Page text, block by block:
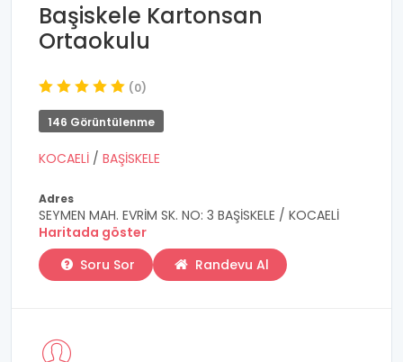
Başiskele Kartonsan
Ortaokulu
(0)
146 Görüntülenme
KOCAELİ / BAŞİSKELE
Adres
SEYMEN MAH. EVRİM SK. NO: 3 BAŞİSKELE / KOCAELİ
Haritada göster
Soru Sor
Randevu Al